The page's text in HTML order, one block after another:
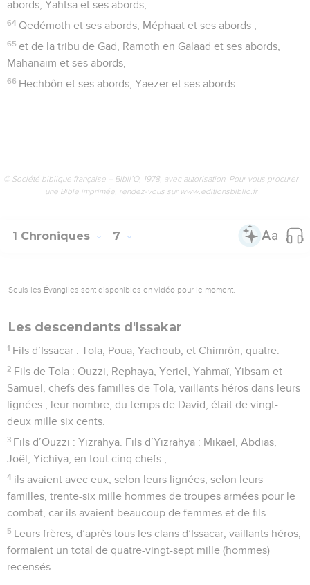
abords, Yahtsa et ses abords,
64 Qedémoth et ses abords, Méphaat et ses abords ;
65 et de la tribu de Gad, Ramoth en Galaad et ses abords,
Mahanaïm et ses abords,
66 Hechbôn et ses abords, Yaezer et ses abords.
© Société biblique française – Bibli’O, 1978, avec autorisation. Pour vous procurer
une Bible imprimée, rendez-vous sur www.editionsbiblio.fr
1 Chroniques 7
Seuls les Évangiles sont disponibles en vidéo pour le moment.
Les descendants d'Issakar
1 Fils d’Issacar : Tola, Poua, Yachoub, et Chimrôn, quatre.
2 Fils de Tola : Ouzzi, Rephaya, Yeriel, Yahmaï, Yibsam et
Samuel, chefs des familles de Tola, vaillants héros dans leurs
lignées ; leur nombre, du temps de David, était de vingt-
deux mille six cents.
3 Fils d’Ouzzi : Yizrahya. Fils d’Yizrahya : Mikaël, Abdias,
Joël, Yichiya, en tout cinq chefs ;
4 ils avaient avec eux, selon leurs lignées, selon leurs
familles, trente-six mille hommes de troupes armées pour le
combat, car ils avaient beaucoup de femmes et de fils.
5 Leurs frères, d’après tous les clans d’Issacar, vaillants héros,
formaient un total de quatre-vingt-sept mille (hommes)
recensés.